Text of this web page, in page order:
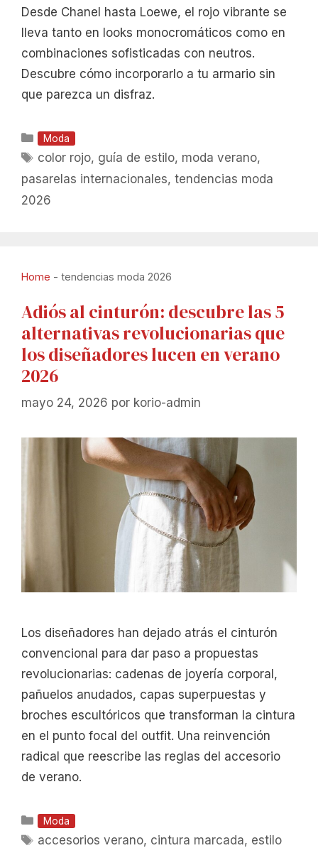
Desde Chanel hasta Loewe, el rojo vibrante se
lleva tanto en looks monocromáticos como en
combinaciones sofisticadas con neutros.
Descubre cómo incorporarlo a tu armario sin
que parezca un disfraz.
Categorías
Moda
Etiquetas
color rojo, guía de estilo, moda verano,
pasarelas internacionales, tendencias moda
2026
Home - tendencias moda 2026
Adiós al cinturón: descubre las 5
alternativas revolucionarias que
los diseñadores lucen en verano
2026
mayo 24, 2026 por korio-admin
Los diseñadores han dejado atrás el cinturón
convencional para dar paso a propuestas
revolucionarias: cadenas de joyería corporal,
pañuelos anudados, capas superpuestas y
broches escultóricos que transforman la cintura
en el punto focal del outfit. Una reinvención
radical que reescribe las reglas del accesorio
de verano.
Categorías
Moda
Etiquetas
accesorios verano, cintura marcada, estilo